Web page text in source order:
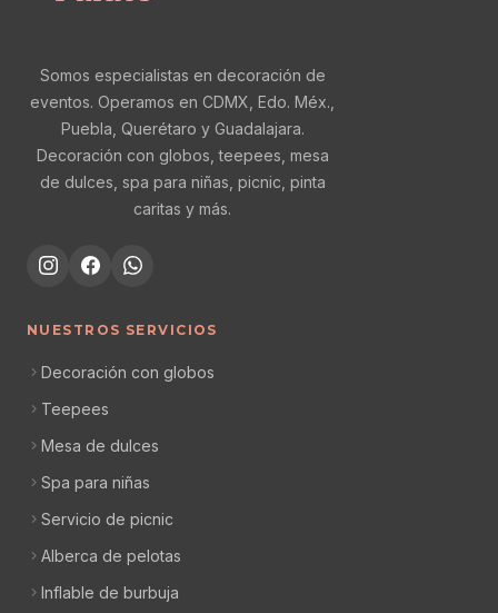
Somos especialistas en decoración de
eventos. Operamos en CDMX, Edo. Méx.,
Puebla, Querétaro y Guadalajara.
Decoración con globos, teepees, mesa
de dulces, spa para niñas, picnic, pinta
caritas y más.
NUESTROS SERVICIOS
Decoración con globos
Teepees
Mesa de dulces
Spa para niñas
Servicio de picnic
Alberca de pelotas
Inflable de burbuja